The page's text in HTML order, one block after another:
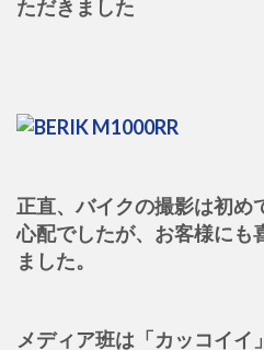
ただきました
正直、バイクの撮影は初め
心配でしたが、お客様にも
ました。
メディア班は「カッコイイ